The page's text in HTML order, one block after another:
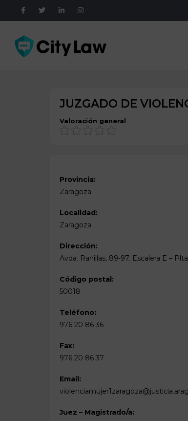
JUZGADO DE
Valoración general
Provincia:
Zaragoza
Localidad:
Zaragoza
Dirección:
Avda. Ranillas, 89-97. Escalera E –
Código postal:
50018
Teléfono:
976 20 86 36
Fax:
976 20 86 37
Email:
Juez – Magistrado/a: